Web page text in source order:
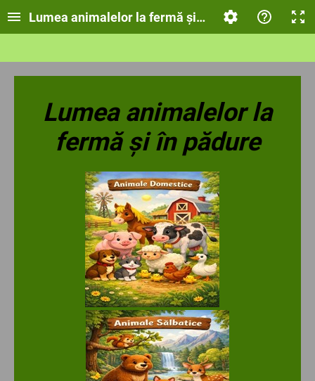
Lumea animalelor la fermă și în pădure!
Lumea animalelor la
fermă și în pădure